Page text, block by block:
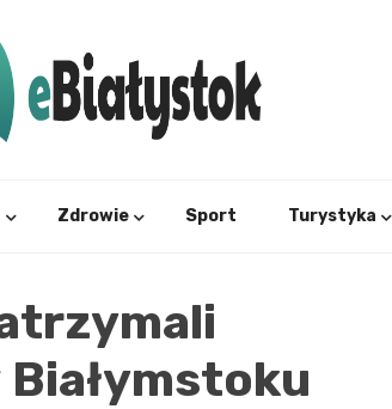
Zdrowie Sport Turystyka